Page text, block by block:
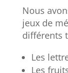
Nous
jeux de
différents
Les
Les